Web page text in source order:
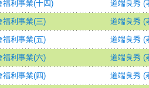
福利事業(十四) 道端良秀 (
福利事業(三) 道端良秀 (
福利事業(五) 道端良秀 (
福利事業(六) 道端良秀 (
福利事業(四) 道端良秀 (